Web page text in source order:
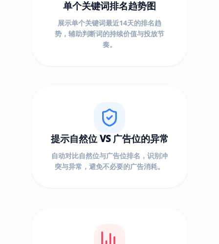
单个关键词排名趋势图
展示单个关键词最近14天的排名趋
势，辅助判断词的持续价值与投放节
奏。
提示自然位 VS 广告位的异常
自动对比自然位与广告位排名，识别冲
突与异常，避免不必要的广告消耗。